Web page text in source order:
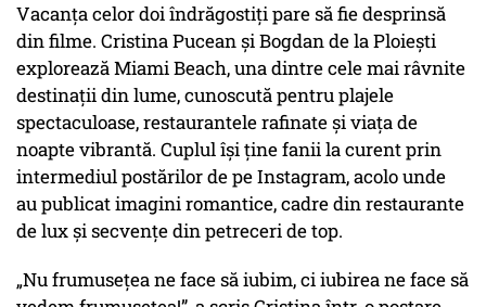
Vacanța celor doi îndrăgostiți pare să fie desprinsă
din filme. Cristina Pucean și Bogdan de la Ploiești
explorează Miami Beach, una dintre cele mai râvnite
destinații din lume, cunoscută pentru plajele
spectaculoase, restaurantele rafinate și viața de
noapte vibrantă. Cuplul își ține fanii la curent prin
intermediul postărilor de pe Instagram, acolo unde
au publicat imagini romantice, cadre din restaurante
de lux și secvențe din petreceri de top.
„Nu frumusețea ne face să iubim, ci iubirea ne face să